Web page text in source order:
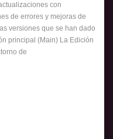
con
de errores y mejoras de
versiones que se han dado
principal (Main) La Edición
de